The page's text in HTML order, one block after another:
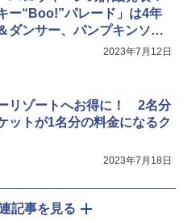
ー“Boo!”パレード」は4年
ダンサー、パンプキンソフ
2023年7月12日
リゾートへお得に！ 2名分
ットが1名分の料金になるク
2023年7月18日
記事を見る